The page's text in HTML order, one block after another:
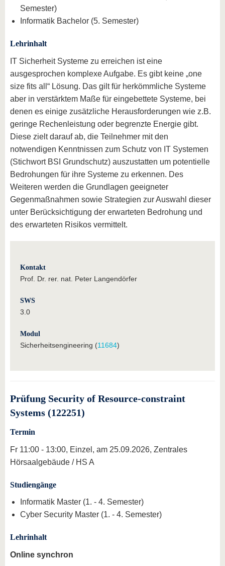
Semester)
Informatik Bachelor (5. Semester)
Lehrinhalt
IT Sicherheit Systeme zu erreichen ist eine
ausgesprochen komplexe Aufgabe. Es gibt keine „one
size fits all“ Lösung. Das gilt für herkömmliche Systeme
aber in verstärktem Maße für eingebettete Systeme, bei
denen es einige zusätzliche Herausforderungen wie z.B.
geringe Rechenleistung oder begrenzte Energie gibt.
Diese zielt darauf ab, die Teilnehmer mit den
notwendigen Kenntnissen zum Schutz von IT Systemen
(Stichwort BSI Grundschutz) auszustatten um potentielle
Bedrohungen für ihre Systeme zu erkennen. Des
Weiteren werden die Grundlagen geeigneter
Gegenmaßnahmen sowie Strategien zur Auswahl dieser
unter Berücksichtigung der erwarteten Bedrohung und
des erwarteten Risikos vermittelt.
Kontakt
Prof. Dr. rer. nat. Peter Langendörfer
SWS
3.0
Modul
Sicherheitsengineering (11684)
Prüfung Security of Resource-constraint
Systems (122251)
Termin
Fr 11:00 - 13:00, Einzel, am 25.09.2026, Zentrales
Hörsaalgebäude / HS A
Studiengänge
Informatik Master (1. - 4. Semester)
Cyber Security Master (1. - 4. Semester)
Lehrinhalt
Online synchron